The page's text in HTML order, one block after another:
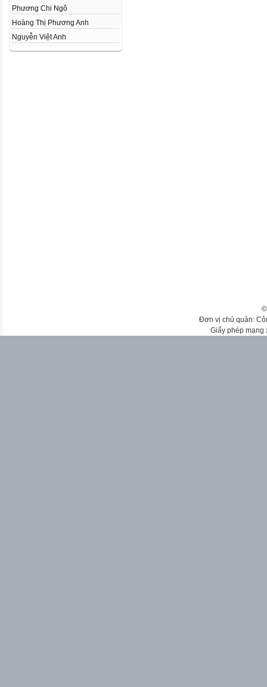
Phương Chi Ngô
Hoàng Thị Phương Anh
Nguyễn Việt Anh
Đơn vị chủ quản:
Giấy phép mạng